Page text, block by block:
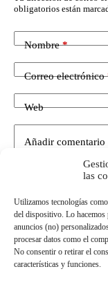
las
Utilizamos tecnologías
del dispositivo. Lo hacemos
anuncios (no)
procesar datos como el
No consentir o retirar el
características y funciones.
obligatorios están
Nombre*
Correo electrónico
Web
Añadir comentario
Publicar el